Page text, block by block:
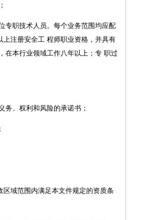
专职技术人员。每个业务范围均应配
注册安全工 程师职业资格，并具有
在本行业领域工作八年以上；专 职过
务、权利和风险的承诺书；
域范围内满足本文件规定的资质条